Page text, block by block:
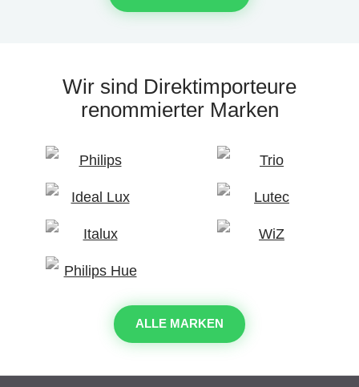
Wir sind Direktimporteure
renommierter Marken
ALLE MARKEN